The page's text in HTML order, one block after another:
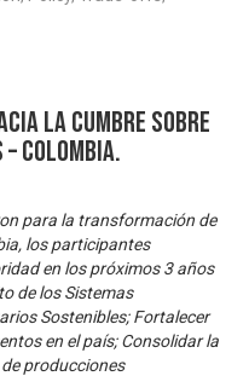
la Cumbre sobre
Colombia.
para la transformación de
los participantes
en los próximos 3 años
de los Sistemas
Sostenibles; Fortalecer
en el país; Consolidar la
producciones